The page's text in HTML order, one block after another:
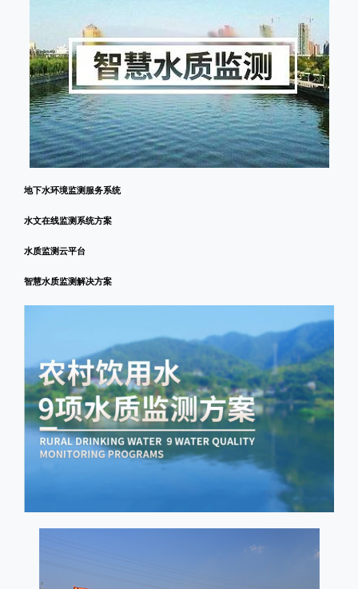
地下水环境监测服务系统
水文在线监测系统方案
水质监测云平台
智慧水质监测解决方案